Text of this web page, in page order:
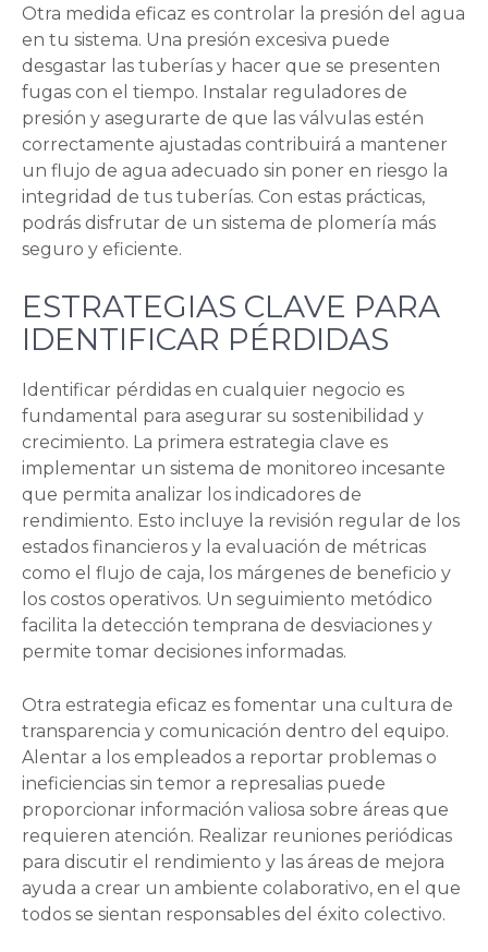
Otra medida eficaz es controlar la presión del agua
en tu sistema. Una presión excesiva puede
desgastar las tuberías y hacer que se presenten
fugas con el tiempo. Instalar reguladores de
presión y asegurarte de que las válvulas estén
correctamente ajustadas contribuirá a mantener
un flujo de agua adecuado sin poner en riesgo la
integridad de tus tuberías. Con estas prácticas,
podrás disfrutar de un sistema de plomería más
seguro y eficiente.
ESTRATEGIAS CLAVE PARA
IDENTIFICAR PÉRDIDAS
Identificar pérdidas en cualquier negocio es
fundamental para asegurar su sostenibilidad y
crecimiento. La primera estrategia clave es
implementar un sistema de monitoreo incesante
que permita analizar los indicadores de
rendimiento. Esto incluye la revisión regular de los
estados financieros y la evaluación de métricas
como el flujo de caja, los márgenes de beneficio y
los costos operativos. Un seguimiento metódico
facilita la detección temprana de desviaciones y
permite tomar decisiones informadas.
Otra estrategia eficaz es fomentar una cultura de
transparencia y comunicación dentro del equipo.
Alentar a los empleados a reportar problemas o
ineficiencias sin temor a represalias puede
proporcionar información valiosa sobre áreas que
requieren atención. Realizar reuniones periódicas
para discutir el rendimiento y las áreas de mejora
ayuda a crear un ambiente colaborativo, en el que
todos se sientan responsables del éxito colectivo.